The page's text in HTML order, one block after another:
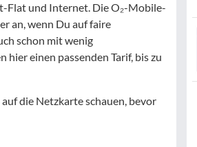
Flat und Internet. Die O₂-Mobile-
an, wenn Du auf faire
schon mit wenig
einen passenden Tarif, bis zu
die Netzkarte schauen, bevor